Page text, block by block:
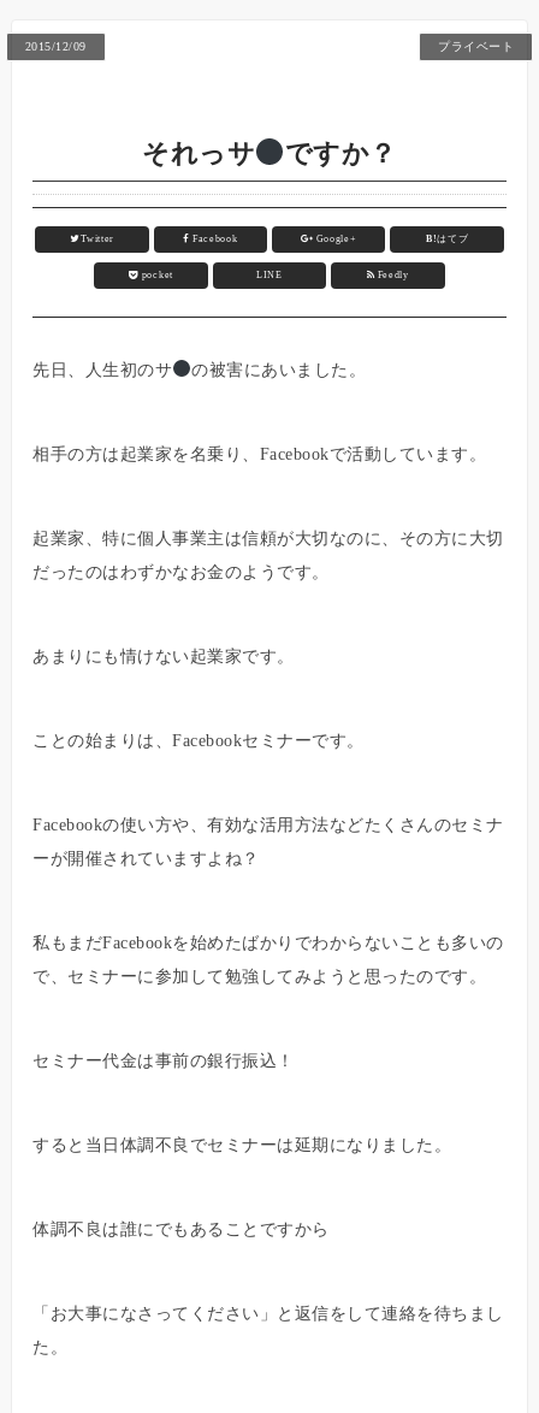
2015/12/09 プライベート
それっサ ですか？
Twitter Facebook Google+ B!はてブ
pocket LINE Feedly
先日、人生初のサ の被害にあいました。
相手の方は起業家を名乗り、Facebookで活動しています。
起業家、特に個人事業主は信頼が大切なのに、その方に大切
だったのはわずかなお金のようです。
あまりにも情けない起業家です。
ことの始まりは、Facebookセミナーです。
Facebookの使い方や、有効な活用方法などたくさんのセミナ
ーが開催されていますよね？
私もまだFacebookを始めたばかりでわからないことも多いの
で、セミナーに参加して勉強してみようと思ったのです。
セミナー代金は事前の銀行振込！
すると当日体調不良でセミナーは延期になりました。
体調不良は誰にでもあることですから
「お大事になさってください」と返信をして連絡を待ちまし
た。